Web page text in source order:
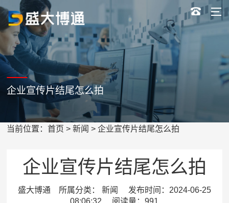
企业宣传片结尾怎么拍
当前位置：首页 >新闻 > 企业宣传片结尾怎么拍
企业宣传片结尾怎么拍
盛大博通 所属分类： 新闻 发布时间：2024-06-25
08:06:32 阅读量：991